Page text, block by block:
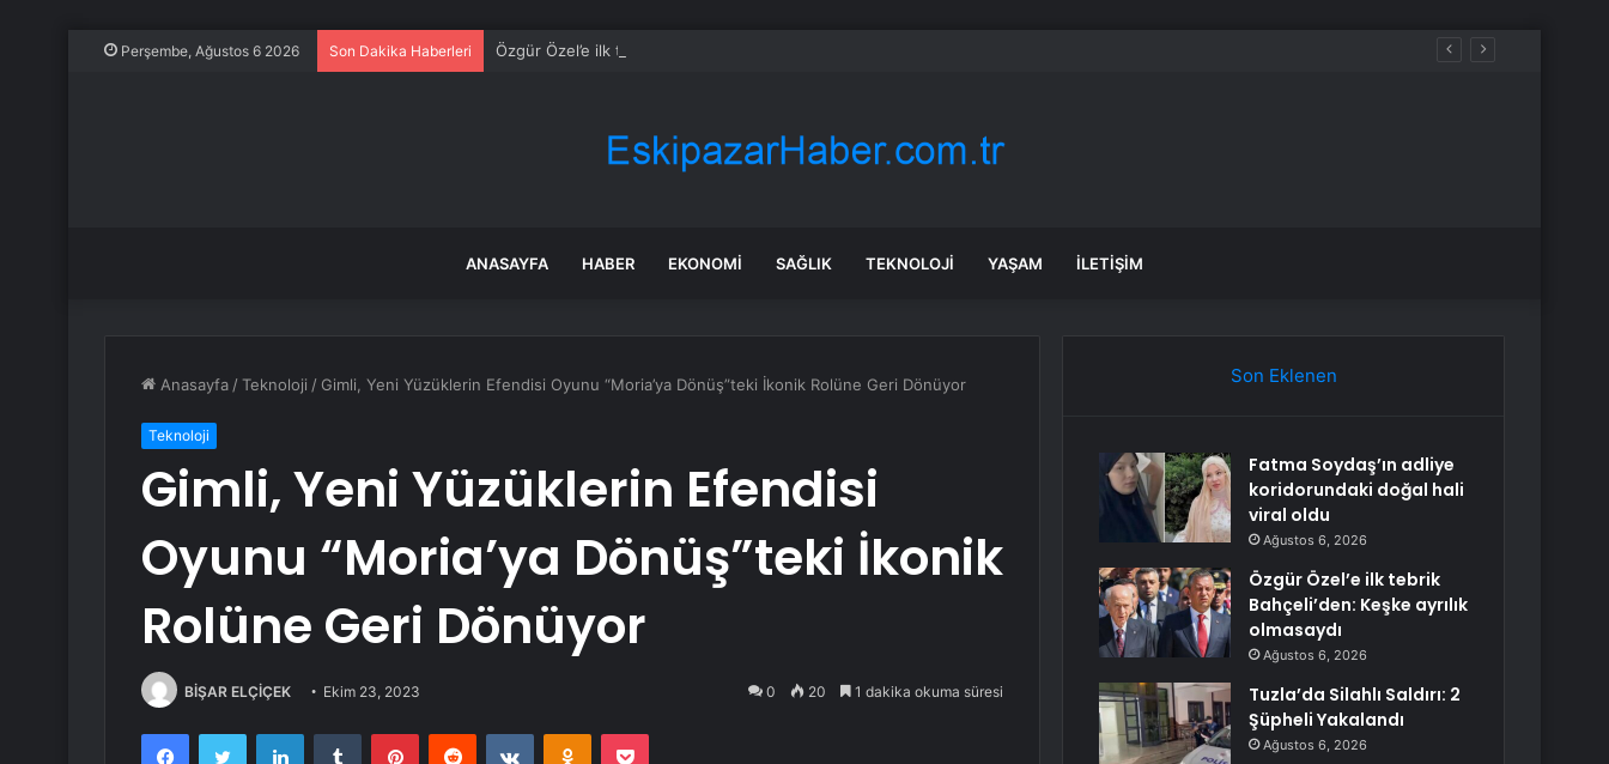
Perşembe, Ağustos 6 2026 Son Dakika Haberleri Özgür Özel’e ilk tebrik Bahçeli’den: Keşke ayrılık olmasaydı
ANASAYFA HABER EKONOMI SAĞLIK TEKNOLOJI YAŞAM İLETIŞIM
Anasayfa /Teknoloji / Gimli, Yeni Yüzüklerin Efendisi Oyunu “Moria’ya Dönüş”teki İkonik Rolüne Geri Dönüyor
Teknoloji
Gimli, Yeni Yüzüklerin Efendisi
Oyunu “Moria’ya Dönüş”teki İkonik
Rolüne Geri Dönüyor
BİŞAR ELÇİÇEK Ekim 23, 2023 0 20 1 dakika okuma süresi
FacebookTwitter LinkedInTumblr PinterestReddit VKontakteOdnoklassniki
Pocket
Son Eklenen
Fatma Soydaş’ın adliye
koridorundaki doğal hali
viral oldu
Ağustos 6, 2026
Özgür Özel’e ilk tebrik
Bahçeli’den: Keşke ayrılık
olmasaydı
Ağustos 6, 2026
Tuzla’da Silahlı Saldırı: 2
Şüpheli Yakalandı
Ağustos 6, 2026